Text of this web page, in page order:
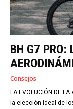
BH G7 PRO:
Consejos
LA EVOLUCIÓN DE
la elección ideal de